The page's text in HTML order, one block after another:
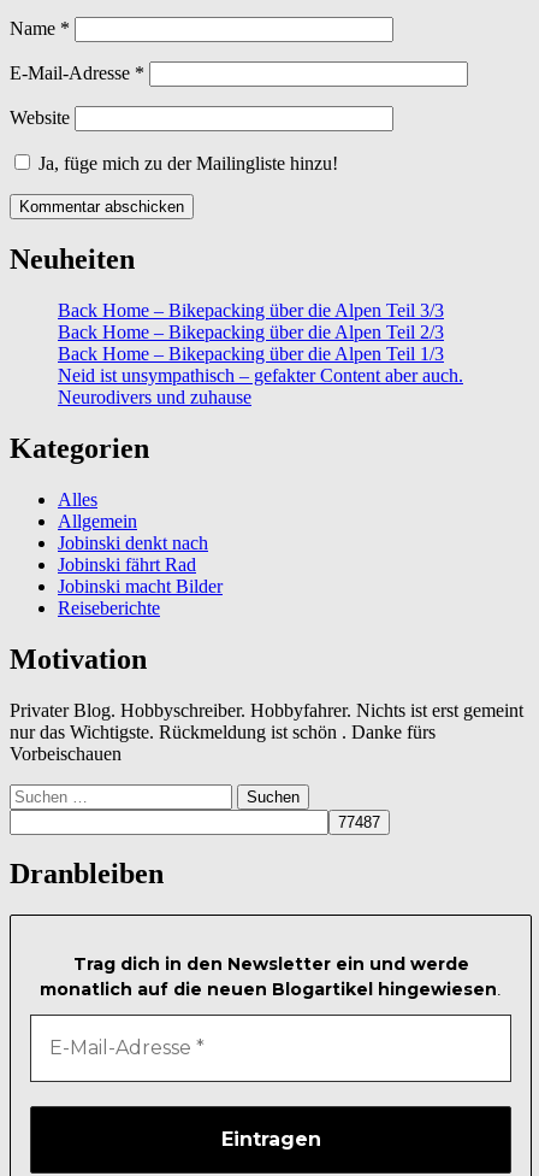
Name *
E-Mail-Adresse *
Website
Ja, füge mich zu der Mailingliste hinzu!
Neuheiten
Back Home – Bikepacking über die Alpen Teil 3/3
Back Home – Bikepacking über die Alpen Teil 2/3
Back Home – Bikepacking über die Alpen Teil 1/3
Neid ist unsympathisch – gefakter Content aber auch.
Neurodivers und zuhause
Kategorien
Alles
Allgemein
Jobinski denkt nach
Jobinski fährt Rad
Jobinski macht Bilder
Reiseberichte
Motivation
Privater Blog. Hobbyschreiber. Hobbyfahrer. Nichts ist erst gemeint
nur das Wichtigste. Rückmeldung ist schön . Danke fürs
Vorbeischauen
Suchen
nach:
Dranbleiben
Trag dich in den Newsletter ein und werde
monatlich auf die neuen Blogartikel hingewiesen.